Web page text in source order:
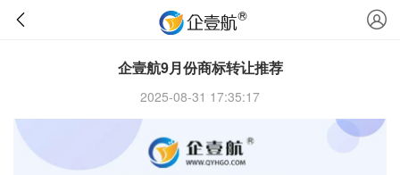
企壹航9月份商标转让推荐
2025-08-31 17:35:17